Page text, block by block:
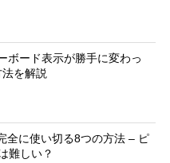
ボード表示が勝手に変わっ
を解説
全に使い切る8つの方法 – ピ
難しい？